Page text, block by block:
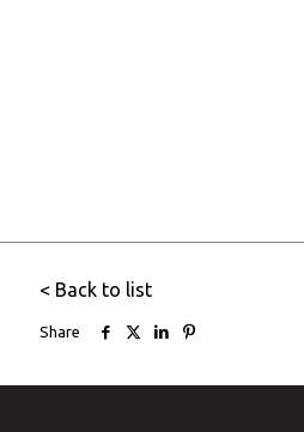
< Back to list
Share